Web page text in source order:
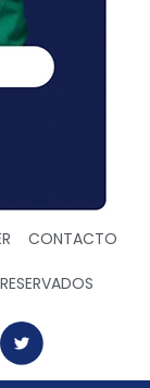
CONTACTO